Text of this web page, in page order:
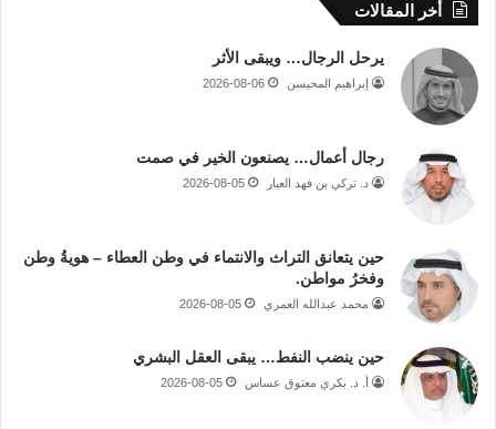
أخر المقالات
يرحل الرجال… ويبقى الأثر
إبراهيم المحيسن 2026-08-06
رجال أعمال… يصنعون الخير في صمت
د. تركي بن فهد العيار 2026-08-05
حين يتعانق التراث والانتماء في وطن العطاء – هويةُ وطن
وفخرُ مواطن.
محمد عبدالله العمري 2026-08-05
حين ينضب النفط… يبقى العقل البشري
أ. د. بكري معتوق عساس 2026-08-05